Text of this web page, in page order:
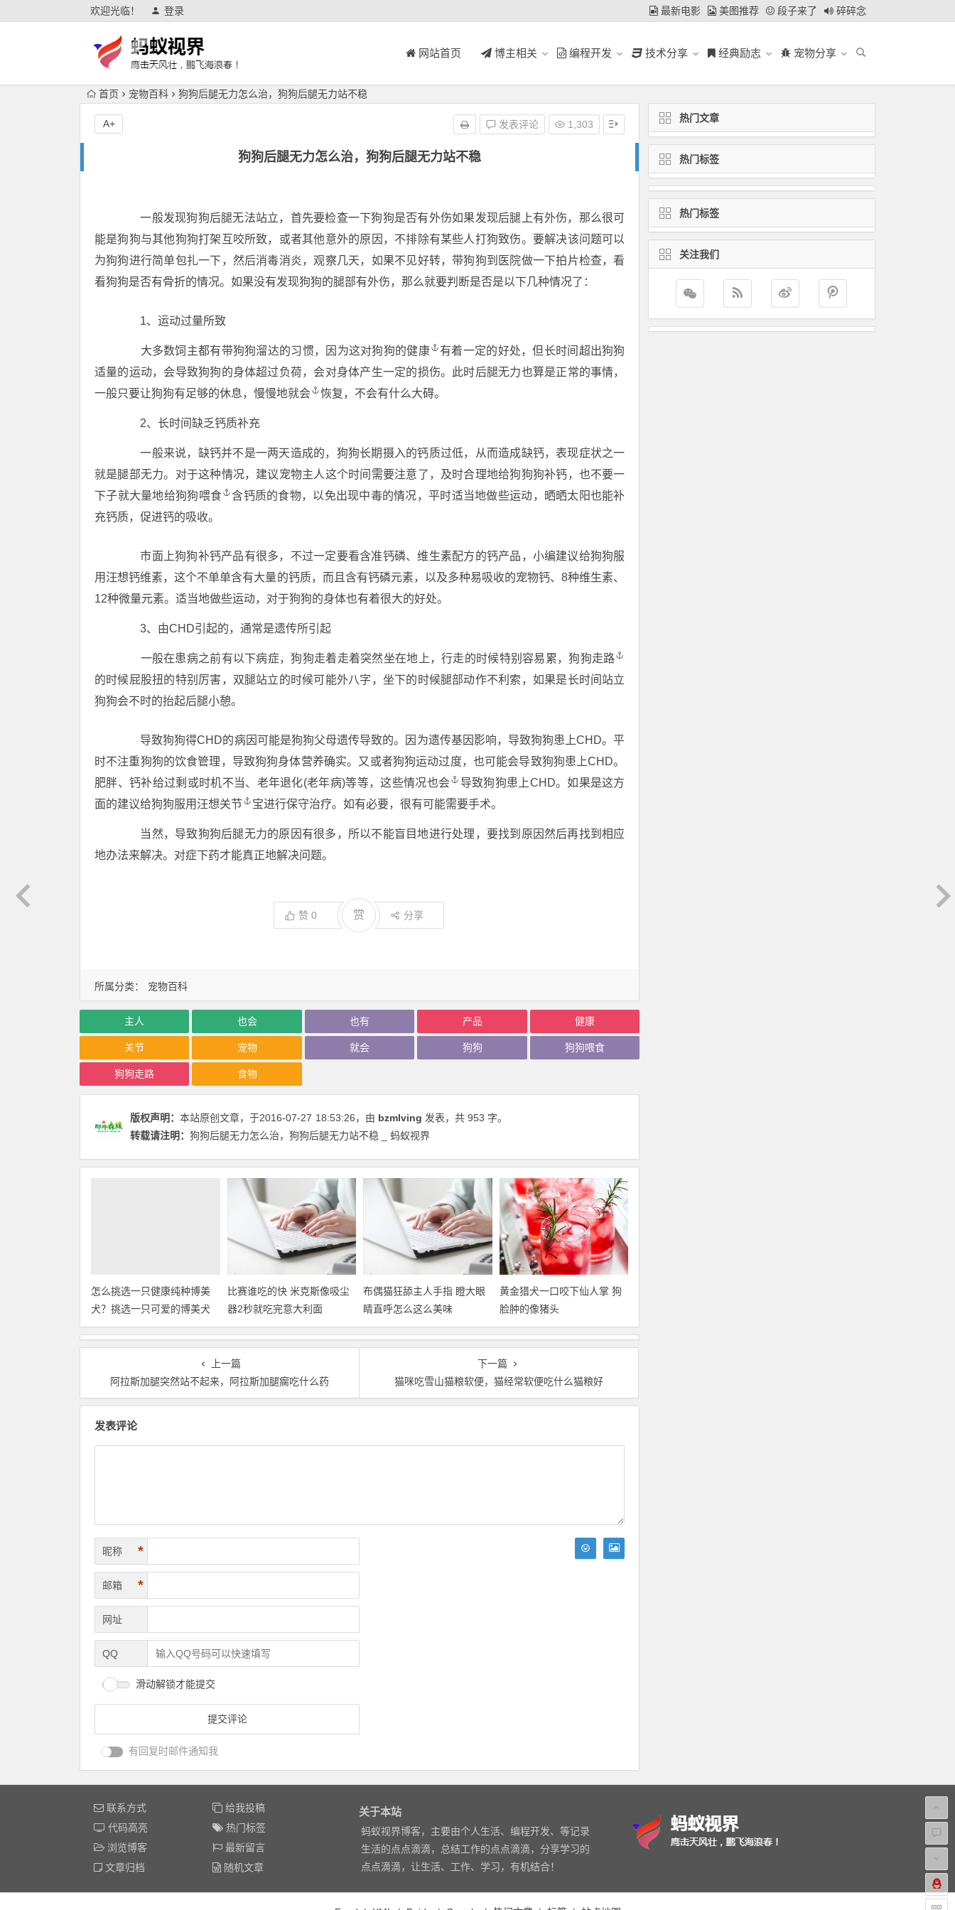
欢迎光临！ 登录 最新电影 美图推荐 段子来了 碎碎念
网站首页 博主相关 编程开发 技术分享 经典励志 宠物分享
首页 宠物百科 狗狗后腿无力怎么治，狗狗后腿无力站不稳
狗狗后腿无力怎么治，狗狗后腿无力站不稳
发表评论 1,303
A+
所属分类： 宠物百科
一般发现狗狗后腿无法站立，首先要检查一下狗狗是否有外伤如果发现后腿上有外伤，那么很可
能是狗狗与其他狗狗打架互咬所致，或者其他意外的原因，不排除有某些人打狗致伤。要解决该问题可以
为狗狗进行简单包扎一下，然后消毒消炎，观察几天，如果不见好转，带狗狗到医院做一下拍片检查，看
看狗狗是否有骨折的情况。如果没有发现狗狗的腿部有外伤，那么就要判断是否是以下几种情况了：
1、运动过量所致
大多数饲主都有带狗狗溜达的习惯，因为这对狗狗的健康
有着一定的好处，但长时间超出狗狗
适量的运动，会导致狗狗的身体超过负荷，会对身体产生一定的损伤。此时后腿无力也算是正常的事情，
一般只要让狗狗有足够的休息，慢慢地就会 恢复，不会有什么大碍。
2、长时间缺乏钙质补充
一般来说，缺钙并不是一两天造成的，狗狗长期摄入的钙质过低，从而造成缺钙，表现症状之一
就是腿部无力。对于这种情况，建议宠物主人这个时间需要注意了，及时合理地给狗狗狗补钙，也不要一
下子就大量地给狗狗喂食
含钙质的食物，以免出现中毒的情况，平时适当地做些运动，晒晒太阳也能补
充钙质，促进钙的吸收。
市面上狗狗补钙产品有很多，不过一定要看含准钙磷、维生素配方的钙产品，小编建议给狗狗服
用汪想钙维素，这个不单单含有大量的钙质，而且含有钙磷元素，以及多种易吸收的宠物钙、8种维生素、
12种微量元素。适当地做些运动，对于狗狗的身体也有着很大的好处。
3、由CHD引起的，通常是遗传所引起
一般在患病之前有以下病症，狗狗走着走着突然坐在地上，行走的时候特别容易累，狗狗走路
的时候屁股扭的特别厉害，双腿站立的时候可能外八字，坐下的时候腿部动作不利索，如果是长时间站立
狗狗会不时的抬起后腿小憩。
导致狗狗得CHD的病因可能是狗狗父母遗传导致的。因为遗传基因影响，导致狗狗患上CHD。平
时不注重狗狗的饮食管理，导致狗狗身体营养确实。又或者狗狗运动过度，也可能会导致狗狗患上CHD。
肥胖、钙补给过剩或时机不当、老年退化(老年病)等等，这些情况也会
导致狗狗患上CHD。如果是这方
面的建议给狗狗服用汪想关节 宝进行保守治疗。如有必要，很有可能需要手术。
当然，导致狗狗后腿无力的原因有很多，所以不能盲目地进行处理，要找到原因然后再找到相应
地办法来解决。对症下药才能真正地解决问题。
赞 0 赏 分享
主人 也会 也有 产品 健康
关节 宠物 就会 狗狗 狗狗喂食
狗狗走路 食物
版权声明： 本站原创文章，于2016-07-27 18:53:26，由 bzmlving 发表，共 953 字。
转载请注明： 狗狗后腿无力怎么治，狗狗后腿无力站不稳 _ 蚂蚁视界
怎么挑选一只健康纯种博美
犬？挑选一只可爱的博美犬
比赛谁吃的快 米克斯像吸尘
器2秒就吃完意大利面
布偶猫狂舔主人手指 瞪大眼
睛直呼怎么这么美味
黄金猎犬一口咬下仙人掌 狗
脸肿的像猪头
上一篇
阿拉斯加腿突然站不起来，阿拉斯加腿瘸吃什么药
下一篇
猫咪吃雪山猫粮软便，猫经常软便吃什么猫粮好
发表评论
昵称 *
邮箱 *
网址
QQ
滑动解锁才能提交
有回复时邮件通知我
热门文章
热门标签
热门标签
关注我们
联系方式
给我投稿
代码高亮
热门标签
浏览博客
最新留言
文章归档
随机文章
关于本站
蚂蚁视界博客，主要由个人生活、编程开发、等记录
生活的点点滴滴，总结工作的点点滴滴，分享学习的
点点滴滴，让生活、工作、学习，有机结合！